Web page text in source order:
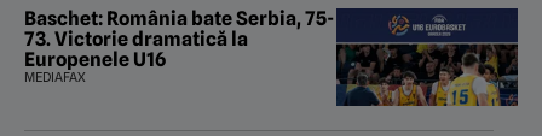
Baschet: România bate Serbia, 75-
73. Victorie dramatică la
Europenele U16
MEDIAFAX